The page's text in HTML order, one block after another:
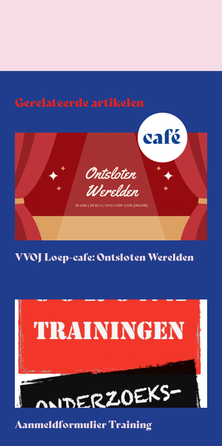
Gerelateerde artikelen
VVOJ Loep-cafe: Ontsloten Werelden
Aanmeldformulier Training